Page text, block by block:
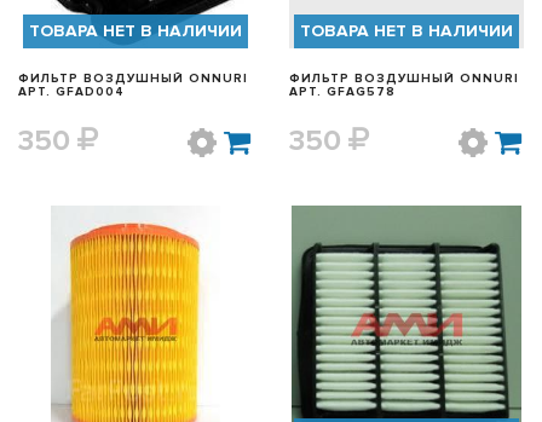
ТОВАРА НЕТ В НАЛИЧИИ
ФИЛЬТР ВОЗДУШНЫЙ ONNURI
АРТ. GFAD004
350
ТОВАРА НЕТ В НАЛИЧИИ
ФИЛЬТР ВОЗДУШНЫЙ ONNURI
АРТ. GFAG578
350
БЫСТРЫЙ ПРОСМОТР БЫСТРЫЙ ПРОСМОТР